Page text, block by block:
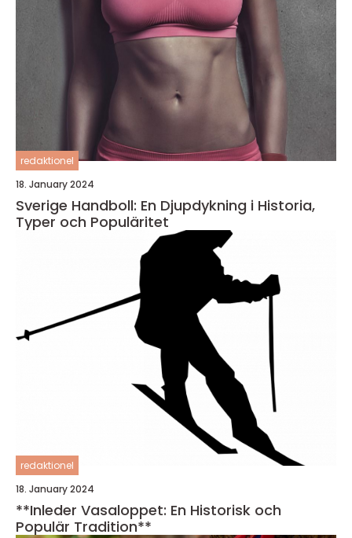
redaktionel
18. January 2024
Sverige Handboll: En Djupdykning i Historia,
Typer och Populäritet
redaktionel
18. January 2024
**Inleder Vasaloppet: En Historisk och
Populär Tradition**